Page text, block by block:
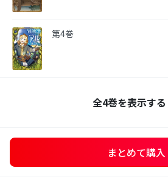
第4巻
全4巻を表示する
まとめて購入